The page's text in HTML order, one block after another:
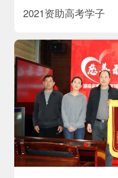
2021资助高考学子